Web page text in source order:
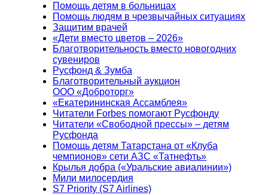
Помощь детям в больницах
Помощь людям в чрезвычайных ситуациях
Защитим врачей
«Дети вместо цветов – 2026»
Благотворительность вместо новогодних
сувениров
Русфонд & Зумба
Благотворительный аукцион
ООО «Доброторг»
«Екатерининская Ассамблея»
Читатели Forbes помогают Русфонду
Читатели «Свободной прессы» – детям
Русфонда
Помощь детям Татарстана от «Клуба
чемпионов» сети АЗС «Татнефть»
Крылья добра («Уральские авиалинии»)
Мили милосердия
S7 Priority (S7 Airlines)